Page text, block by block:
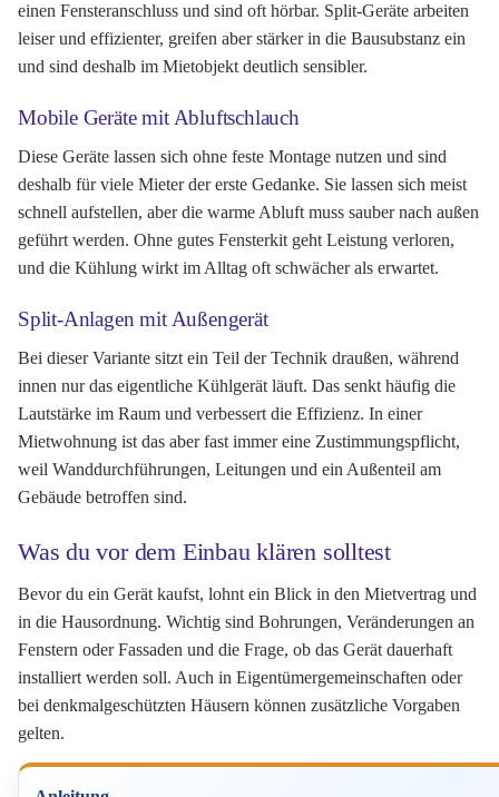
einen Fensteranschluss und sind oft hörbar. Split-Geräte arbeiten
leiser und effizienter, greifen aber stärker in die Bausubstanz ein
und sind deshalb im Mietobjekt deutlich sensibler.
Mobile Geräte mit Abluftschlauch
Diese Geräte lassen sich ohne feste Montage nutzen und sind
deshalb für viele Mieter der erste Gedanke. Sie lassen sich meist
schnell aufstellen, aber die warme Abluft muss sauber nach außen
geführt werden. Ohne gutes Fensterkit geht Leistung verloren,
und die Kühlung wirkt im Alltag oft schwächer als erwartet.
Split-Anlagen mit Außengerät
Bei dieser Variante sitzt ein Teil der Technik draußen, während
innen nur das eigentliche Kühlgerät läuft. Das senkt häufig die
Lautstärke im Raum und verbessert die Effizienz. In einer
Mietwohnung ist das aber fast immer eine Zustimmungspflicht,
weil Wanddurchführungen, Leitungen und ein Außenteil am
Gebäude betroffen sind.
Was du vor dem Einbau klären solltest
Bevor du ein Gerät kaufst, lohnt ein Blick in den Mietvertrag und
in die Hausordnung. Wichtig sind Bohrungen, Veränderungen an
Fenstern oder Fassaden und die Frage, ob das Gerät dauerhaft
installiert werden soll. Auch in Eigentümergemeinschaften oder
bei denkmalgeschützten Häusern können zusätzliche Vorgaben
gelten.